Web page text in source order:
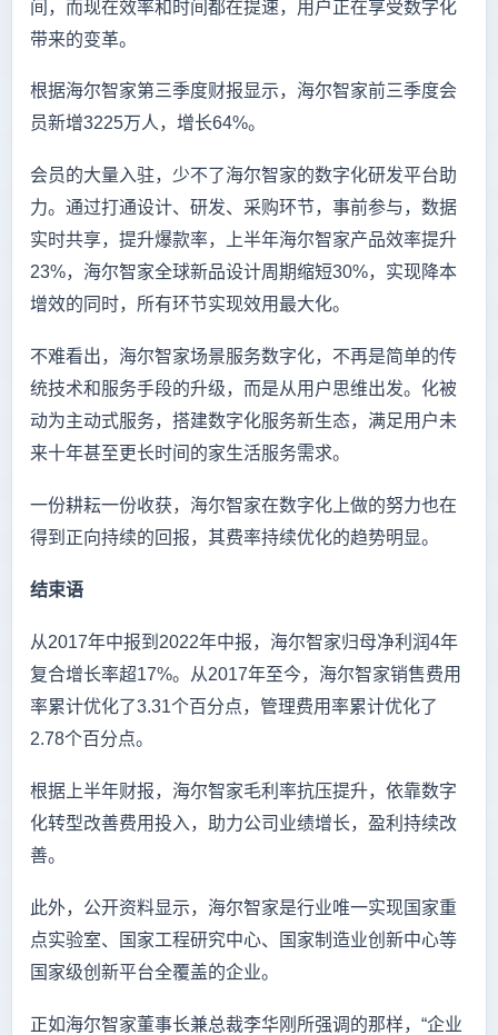
间，而现在效率和时间都在提速，用户正在享受数字化
带来的变革。
根据海尔智家第三季度财报显示，海尔智家前三季度会
员新增3225万人，增长64%。
会员的大量入驻，少不了海尔智家的数字化研发平台助
力。通过打通设计、研发、采购环节，事前参与，数据
实时共享，提升爆款率，上半年海尔智家产品效率提升
23%，海尔智家全球新品设计周期缩短30%，实现降本
增效的同时，所有环节实现效用最大化。
不难看出，海尔智家场景服务数字化，不再是简单的传
统技术和服务手段的升级，而是从用户思维出发。化被
动为主动式服务，搭建数字化服务新生态，满足用户未
来十年甚至更长时间的家生活服务需求。
一份耕耘一份收获，海尔智家在数字化上做的努力也在
得到正向持续的回报，其费率持续优化的趋势明显。
结束语
从2017年中报到2022年中报，海尔智家归母净利润4年
复合增长率超17%。从2017年至今，海尔智家销售费用
率累计优化了3.31个百分点，管理费用率累计优化了
2.78个百分点。
根据上半年财报，海尔智家毛利率抗压提升，依靠数字
化转型改善费用投入，助力公司业绩增长，盈利持续改
善。
此外，公开资料显示，海尔智家是行业唯一实现国家重
点实验室、国家工程研究中心、国家制造业创新中心等
国家级创新平台全覆盖的企业。
正如海尔智家董事长兼总裁李华刚所强调的那样，“企业